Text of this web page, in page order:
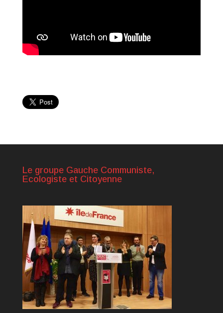
Le groupe Gauche Communiste,
Ecologiste et Citoyenne